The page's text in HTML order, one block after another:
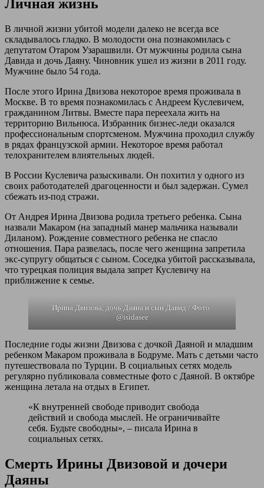
Личная жизнь
В личной жизни убитой модели далеко не всегда все
складывалось гладко. В молодости она познакомилась с
депутатом Отаром Узарашвили. От мужчины родила сына
Давида и дочь Даяну. Чиновник ушел из жизни в 2011 году.
Мужчине было 54 года.
После этого Ирина Двизова некоторое время проживала в
Москве. В то время познакомилась с Андреем Куслевичем,
гражданином Литвы. Вместе пара переехала жить на
территорию Вильнюса. Избранник бизнес-леди оказался
профессиональным спортсменом. Мужчина проходил службу
в рядах французской армии. Некоторое время работал
телохранителем влиятельных людей.
В России Куслевича разыскивали. Он похитил у одного из
своих работодателей драгоценности и был задержан. Сумел
сбежать из-под стражи.
От Андрея Ирина Двизова родила третьего ребенка. Сына
назвали Макаром (на западный манер мальчика называли
Диланом). Рождение совместного ребенка не спасло
отношения. Пара развелась, после чего женщина запретила
экс-супругу общаться с сыном. Соседка убитой рассказывала,
что турецкая полиция выдала запрет Куслевичу на
приближение к семье.
Ирина Двизова, дочь Даяна и сын Давид / Фото:
@isidasee
Последние годы жизни Двизова с дочкой Даяной и младшим
ребенком Макаром проживала в Бодруме. Мать с детьми часто
путешествовала по Турции. В социальных сетях модель
регулярно публиковала совместные фото с Даяной. В октябре
женщина летала на отдых в Египет.
«К внутренней свободе приводит свобода
действий и свобода мыслей. Не ограничивайте
себя. Будьте свободны», – писала Ирина в
социальных сетях.
Смерть Ирины Двизовой и дочери
Даяны